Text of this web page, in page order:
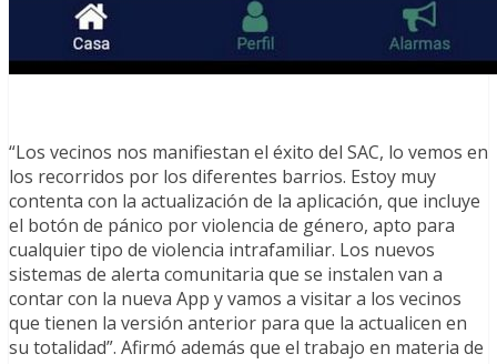
“Los vecinos nos manifiestan el éxito del SAC, lo vemos en
los recorridos por los diferentes barrios. Estoy muy
contenta con la actualización de la aplicación, que incluye
el botón de pánico por violencia de género, apto para
cualquier tipo de violencia intrafamiliar. Los nuevos
sistemas de alerta comunitaria que se instalen van a
contar con la nueva App y vamos a visitar a los vecinos
que tienen la versión anterior para que la actualicen en
su totalidad”. Afirmó además que el trabajo en materia de